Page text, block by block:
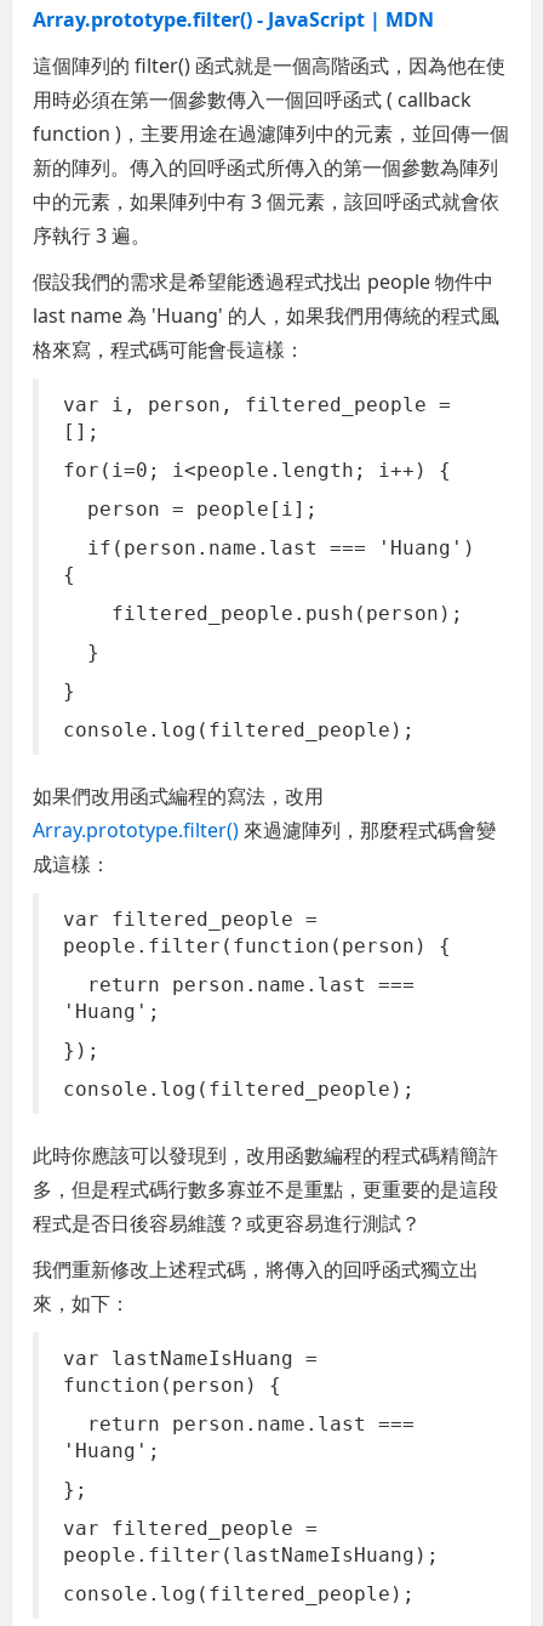
Array.prototype.filter() - JavaScript | MDN
這個陣列的 filter() 函式就是一個高階函式，因為他在使
用時必須在第一個參數傳入一個回呼函式 ( callback
function )，主要用途在過濾陣列中的元素，並回傳一個
新的陣列。傳入的回呼函式所傳入的第一個參數為陣列
中的元素，如果陣列中有 3 個元素，該回呼函式就會依
序執行 3 遍。
假設我們的需求是希望能透過程式找出 people 物件中
last name 為 'Huang' 的人，如果我們用傳統的程式風
格來寫，程式碼可能會長這樣：
var i, person, filtered_people =
[];
for(i=0; i<people.length; i++) {
person = people[i];
if(person.name.last === 'Huang')
{
filtered_people.push(person);
}
}
console.log(filtered_people);
如果們改用函式編程的寫法，改用
Array.prototype.filter() 來過濾陣列，那麼程式碼會變
成這樣：
var filtered_people =
people.filter(function(person) {
return person.name.last ===
'Huang';
});
console.log(filtered_people);
此時你應該可以發現到，改用函數編程的程式碼精簡許
多，但是程式碼行數多寡並不是重點，更重要的是這段
程式是否日後容易維護？或更容易進行測試？
我們重新修改上述程式碼，將傳入的回呼函式獨立出
來，如下：
var lastNameIsHuang =
function(person) {
return person.name.last ===
'Huang';
};
var filtered_people =
people.filter(lastNameIsHuang );
console.log(filtered_people);